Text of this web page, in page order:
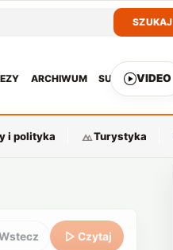
SZUKAJ
ARCHIWUM SUBSKRYPCJA
VIDEO
i polityka Turystyka
Czytaj